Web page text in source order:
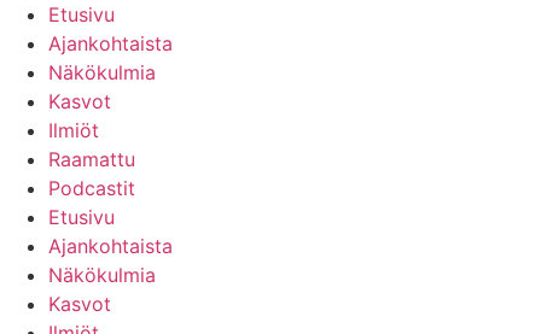
Etusivu
Ajankohtaista
Näkökulmia
Kasvot
Ilmiöt
Raamattu
Podcastit
Etusivu
Ajankohtaista
Näkökulmia
Kasvot